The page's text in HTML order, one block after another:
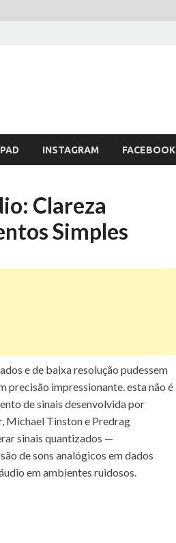
INSTAGRAM FACEBOOK
Clareza
Simples
e de baixa resolução pudessem
impressionante. esta não é
de sinais desenvolvida por
Michael Tinston e Predrag
sinais quantizados —
de sons analógicos em dados
em ambientes ruidosos.